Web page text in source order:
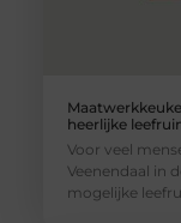
heerlijke
Voor veel
Veenendaal in
mogelijke